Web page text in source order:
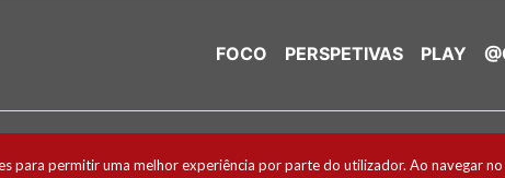
FOCO PERSPETIVAS PLAY
para permitir uma melhor experiência por parte do utilizador. Ao navegar